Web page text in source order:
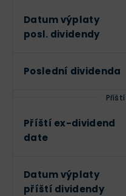
Datum výplaty
posl. dividendy
Poslední dividenda
Příští ex-dividend
date
Datum výplaty
příští dividendy